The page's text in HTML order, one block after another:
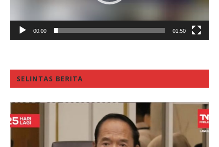
00:00 01:50
SELINTAS BERITA